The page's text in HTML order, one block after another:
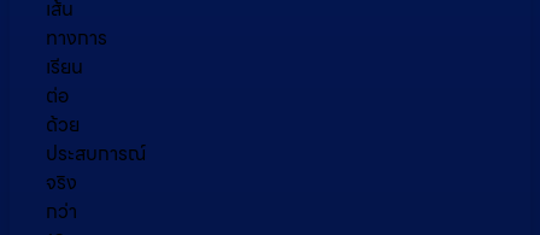
เส้น
ทางการ
เรียน
ต่อ
ด้วย
ประสบการณ์
จริง
กว่า